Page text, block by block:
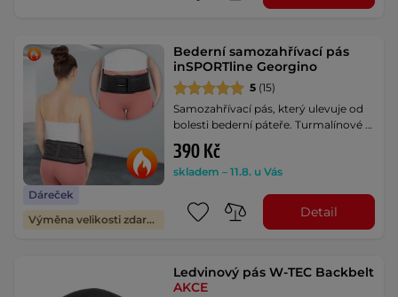
Dáreček
Výměna velikosti zdarma
Bederní samozahřívací pás
inSPORTline Georgino
5 (15)
Samozahřívací pás, který ulevuje od
bolesti bederní páteře. Turmalínové …
390 Kč
skladem – 11.8. u Vás
Detail
Ledvinový pás W-TEC Backbelt
AKCE